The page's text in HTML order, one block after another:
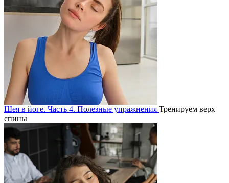
Шея в йоге. Часть 4. Полезные упражнения Тренируем верх
спины